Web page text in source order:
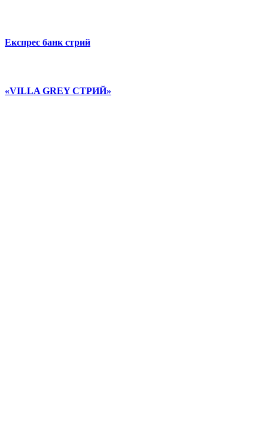
Експрес банк стрий
«VILLA GREY СТРИЙ»